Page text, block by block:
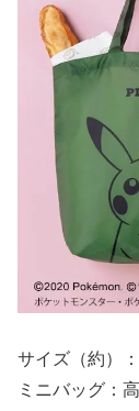
サイズ（約）：
ミニバッグ：